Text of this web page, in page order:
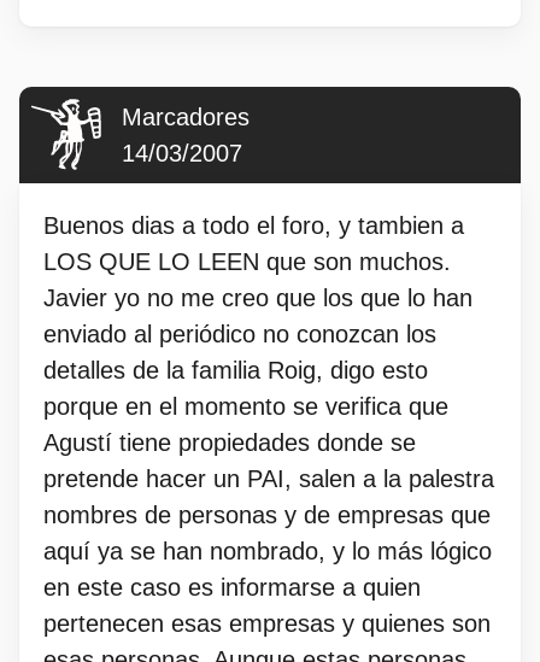
Marcadores
14/03/2007
Buenos dias a todo el foro, y tambien a
LOS QUE LO LEEN que son muchos.
Javier yo no me creo que los que lo han
enviado al periódico no conozcan los
detalles de la familia Roig, digo esto
porque en el momento se verifica que
Agustí tiene propiedades donde se
pretende hacer un PAI, salen a la palestra
nombres de personas y de empresas que
aquí ya se han nombrado, y lo más lógico
en este caso es informarse a quien
pertenecen esas empresas y quienes son